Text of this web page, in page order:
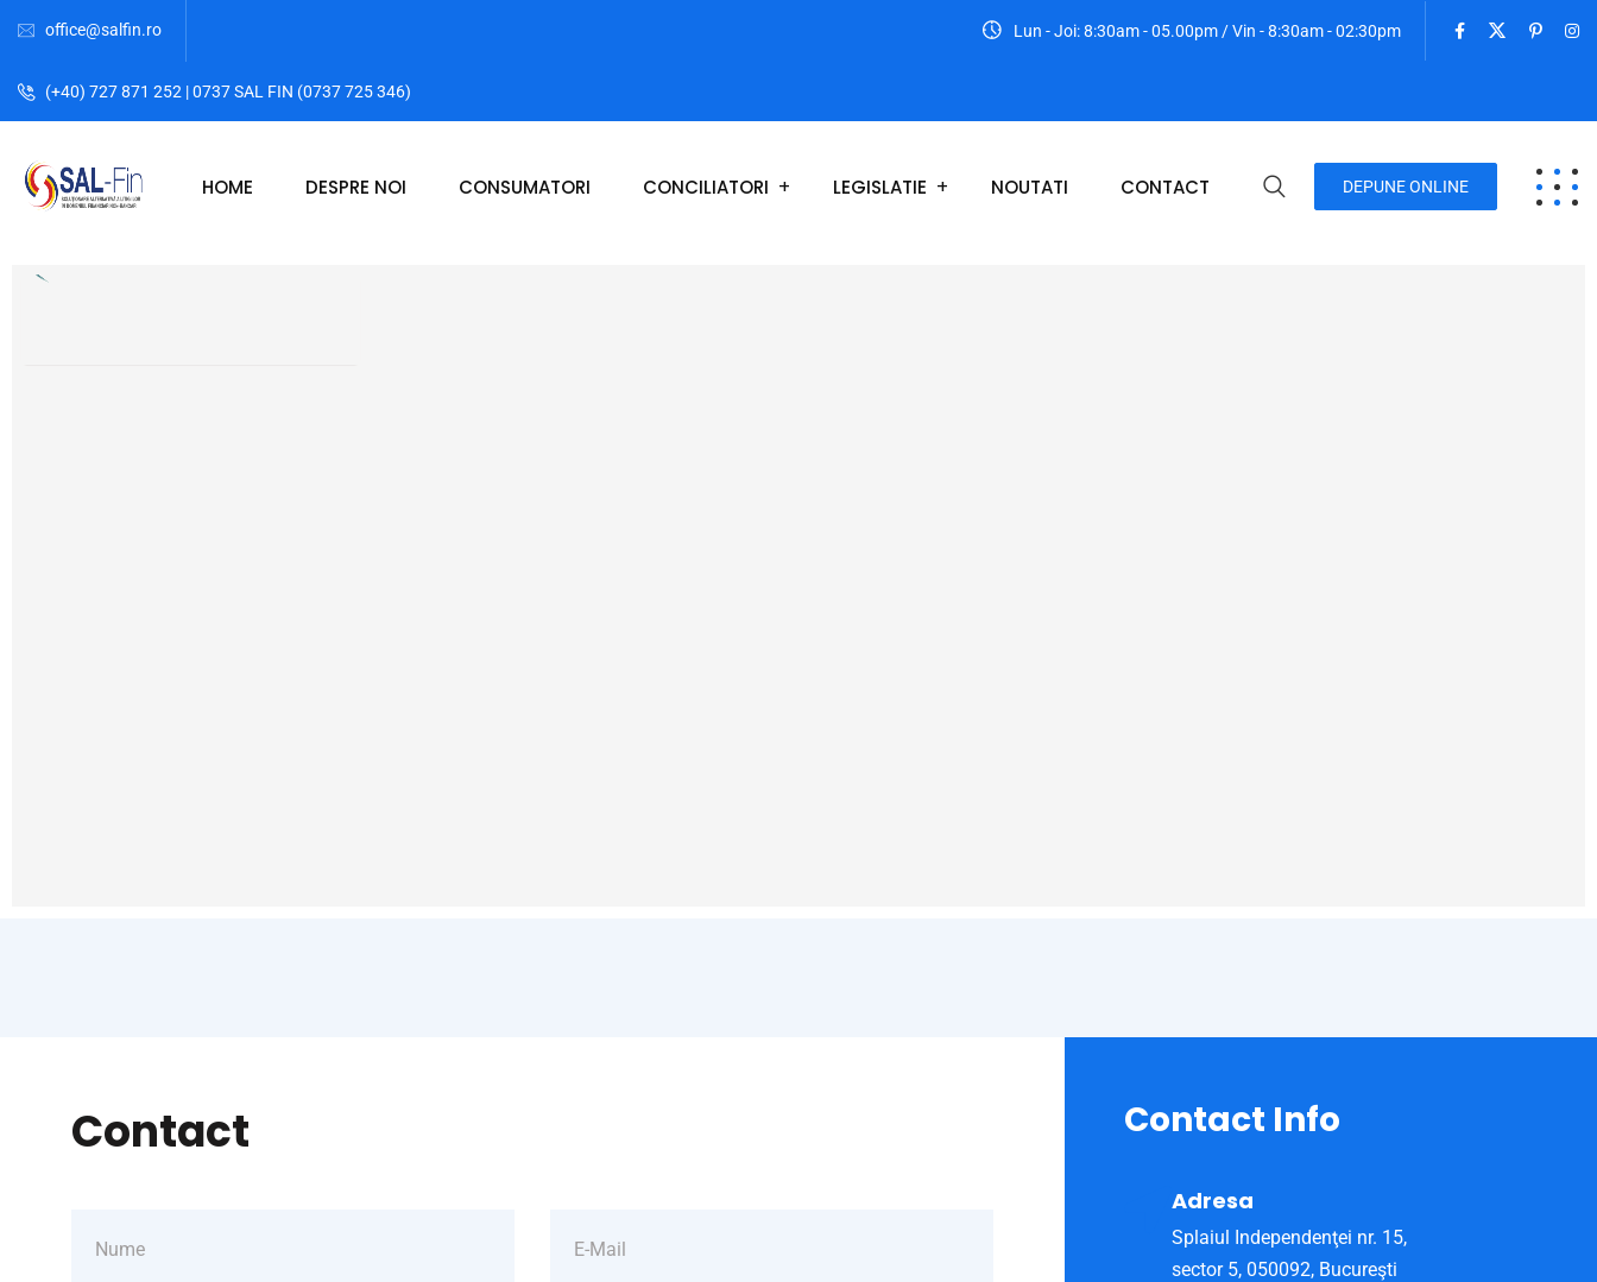
office@salfin.ro
(+40) 727 871 252 | 0737 SAL FIN (0737 725 346)
Lun - Joi: 8:30am - 05.00pm / Vin - 8:30am - 02:30pm
HOME DESPRE NOI CONSUMATORI CONCILIATORI LEGISLATIE NOUTATI CONTACT DEPUNE ONLINE
Contact Contact Info
Adresa
Splaiul Independenţei nr. 15,
sector 5, 050092, Bucureşti